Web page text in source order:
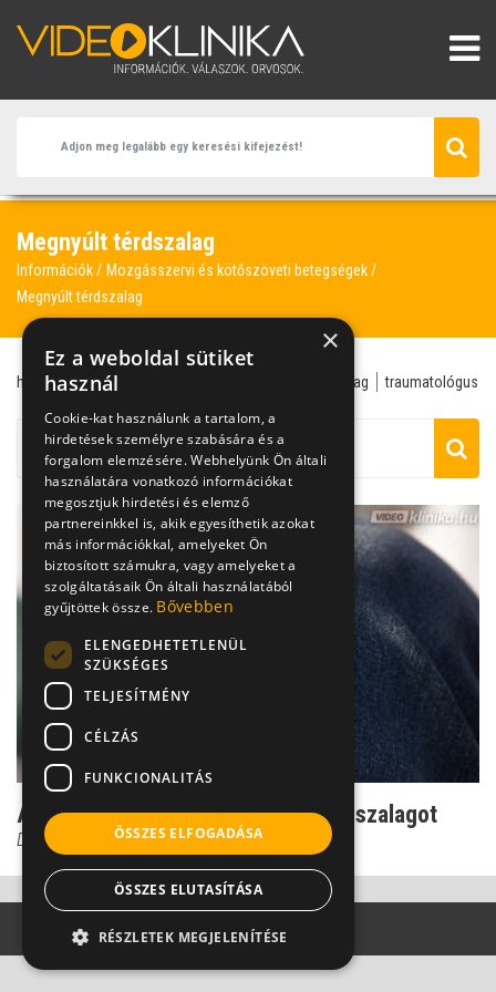
Megnyúlt térdszalag
Információk
Mozgásszervi és kötőszöveti betegségek
Megnyúlt térdszalag
homeopátia sportsebész térdszalag traumatológus
Amikor műteni kell a megnyúlt térdszalagot
Dr. Knoll Zsolt PhD
×
Ez a weboldal sütiket
használ
Cookie-kat használunk a tartalom, a
hirdetések személyre szabására és a
forgalom elemzésére. Webhelyünk Ön általi
használatára vonatkozó információkat
megosztjuk hirdetési és elemző
partnereinkkel is, akik egyesíthetik azokat
más információkkal, amelyeket Ön
biztosított számukra, vagy amelyeket a
szolgáltatásaik Ön általi használatából
gyűjtöttek össze. Bővebben
ELENGEDHETETLENÜL
SZÜKSÉGES
TELJESÍTMÉNY
CÉLZÁS
FUNKCIONALITÁS
ÖSSZES ELFOGADÁSA
ÖSSZES ELUTASÍTÁSA
RÉSZLETEK MEGJELENÍTÉSE